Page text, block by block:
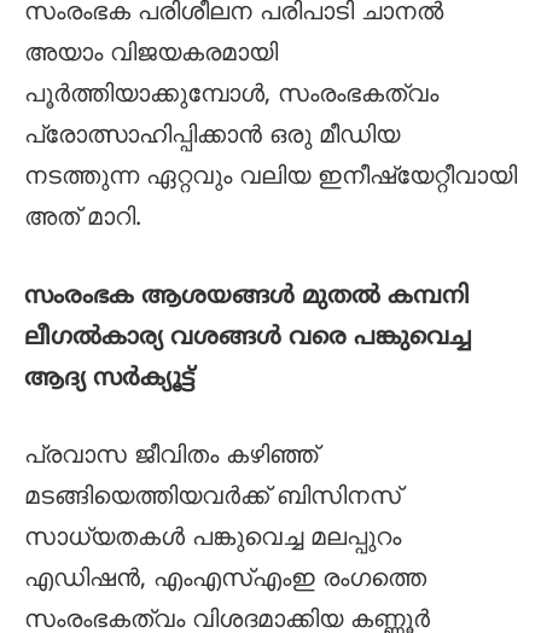
സംരംഭക പരിശീലന പരിപാടി ചാനല്‍
അയാം വിജയകരമായി
പൂര്‍ത്തിയാക്കുമ്പോള്‍, സംരംഭകത്വം
പ്രോത്സാഹിപ്പിക്കാന്‍ ഒരു മീഡിയ
നടത്തുന്ന ഏറ്റവും വലിയ ഇനീഷ്യേറ്റീവായി
അത് മാറി.
സംരംഭക ആശയങ്ങള്‍ മുതല്‍ കമ്പനി
ലീഗല്‍കാര്യ വശങ്ങള്‍ വരെ പങ്കുവെച്ച
ആദ്യ സര്‍ക്യൂട്ട്
പ്രവാസ ജീവിതം കഴിഞ്ഞ്
മടങ്ങിയെത്തിയവര്‍ക്ക് ബിസിനസ്
സാധ്യതകള്‍ പങ്കുവെച്ച മലപ്പുറം
എഡിഷന്‍, എംഎസ്എംഇ രംഗത്തെ
സംരംഭകത്വം വിശദമാക്കിയ കണ്ണൂര്‍